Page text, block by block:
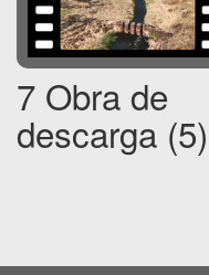
7 Obra de
descarga (5)